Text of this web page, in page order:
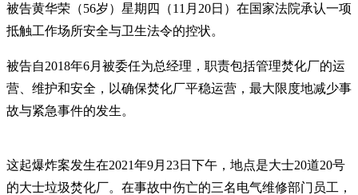
被告黄华荣（56岁）星期四（11月20日）在国家法院承认一项
抵触工作场所安全与卫生法令的控状。
被告自2018年6月被委任为总经理，职责包括管理焚化厂的运
营、维护和安全，以确保焚化厂平稳运营，最大限度地减少事
故与紧急事件的发生。
这起爆炸案发生在2021年9月23日下午，地点是大士20道20号
的大士垃圾焚化厂。在事故中伤亡的三名电气维修部门员工，